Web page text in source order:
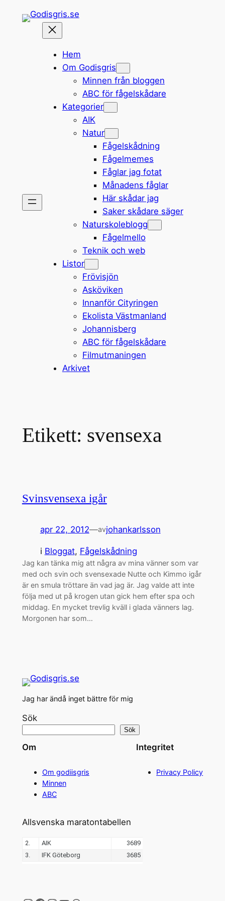
Hem
Om Godisgris
Minnen från bloggen
ABC för fågelskådare
Kategorier
AIK
Natur
Fågelskådning
Fågelmemes
Fåglar jag fotat
Månadens fåglar
Här skådar jag
Saker skådare säger
Naturskoleblogg
Fågelmello
Teknik och web
Listor
Frövisjön
Asköviken
Innanför Cityringen
Ekolista Västmanland
Johannisberg
ABC för fågelskådare
Filmutmaningen
Arkivet
Etikett: svensexa
Svinsvensexa igår
apr 22, 2012—avjohankarlsson
i Bloggat, Fågelskådning
Jag kan tänka mig att några av mina vänner som var
med och svin och svensexade Nutte och Kimmo igår
är en smula tröttare än vad jag är. Jag valde att inte
följa med ut på krogen utan gick hem efter spa och
middag. En mycket trevlig kväll i glada vänners lag.
Morgonen har som…
Jag har ändå inget bättre för mig
Sök
Sök
Om
Om godiisgris
Minnen
ABC
Integritet
Privacy Policy
Allsvenska maratontabellen